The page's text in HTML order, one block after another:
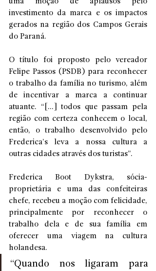
investimento da marca e os impactos
gerados na região dos Campos Gerais
do Paraná.
O título foi proposto pelo vereador
Felipe Passos (PSDB) para reconhecer
o trabalho da família no turismo, além
de incentivar a marca a continuar
atuante. “[...] todos que passam pela
região com certeza conhecem o local,
então, o trabalho desenvolvido pelo
Frederica’s leva a nossa cultura a
outras cidades através dos turistas”.
Frederica Boot Dykstra, sócia-
proprietária e uma das confeiteiras
chefe, recebeu a moção com felicidade,
principalmente por reconhecer o
trabalho dela e de sua família em
oferecer uma viagem na cultura
holandesa.
“Quando nos ligaram para